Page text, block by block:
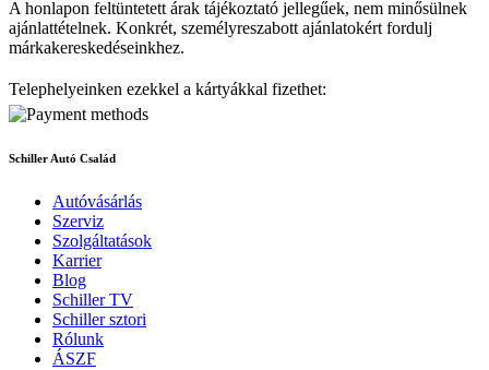
A honlapon feltüntetett árak tájékoztató jellegűek, nem minősülnek
ajánlattételnek. Konkrét, személyreszabott ajánlatokért fordulj
márkakereskedéseinkhez.
Telephelyeinken ezekkel a kártyákkal fizethet:
Schiller Autó Család
Autóvásárlás
Szerviz
Szolgáltatások
Karrier
Blog
Schiller TV
Schiller sztori
Rólunk
ÁSZF